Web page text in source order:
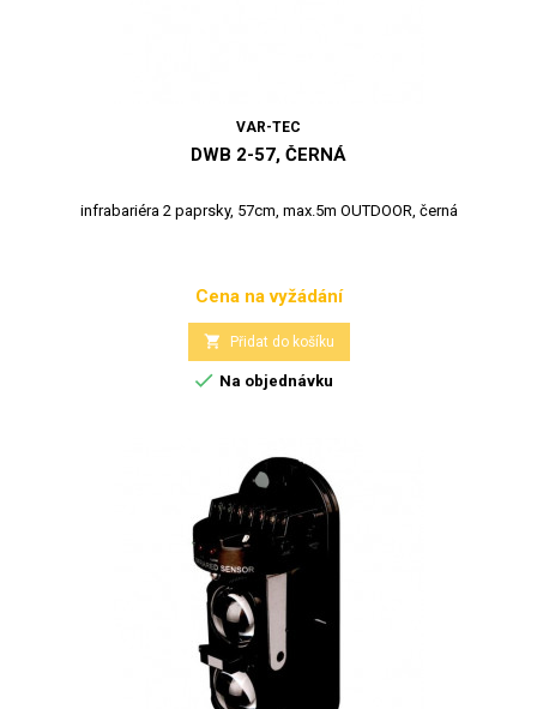
VAR-TEC
DWB 2-57, ČERNÁ
infrabariéra 2 paprsky, 57cm, max.5m OUTDOOR, černá
Cena
Cena na vyžádání
 Přidat do košíku
 Na objednávku